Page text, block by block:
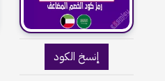
إنسخ الكود